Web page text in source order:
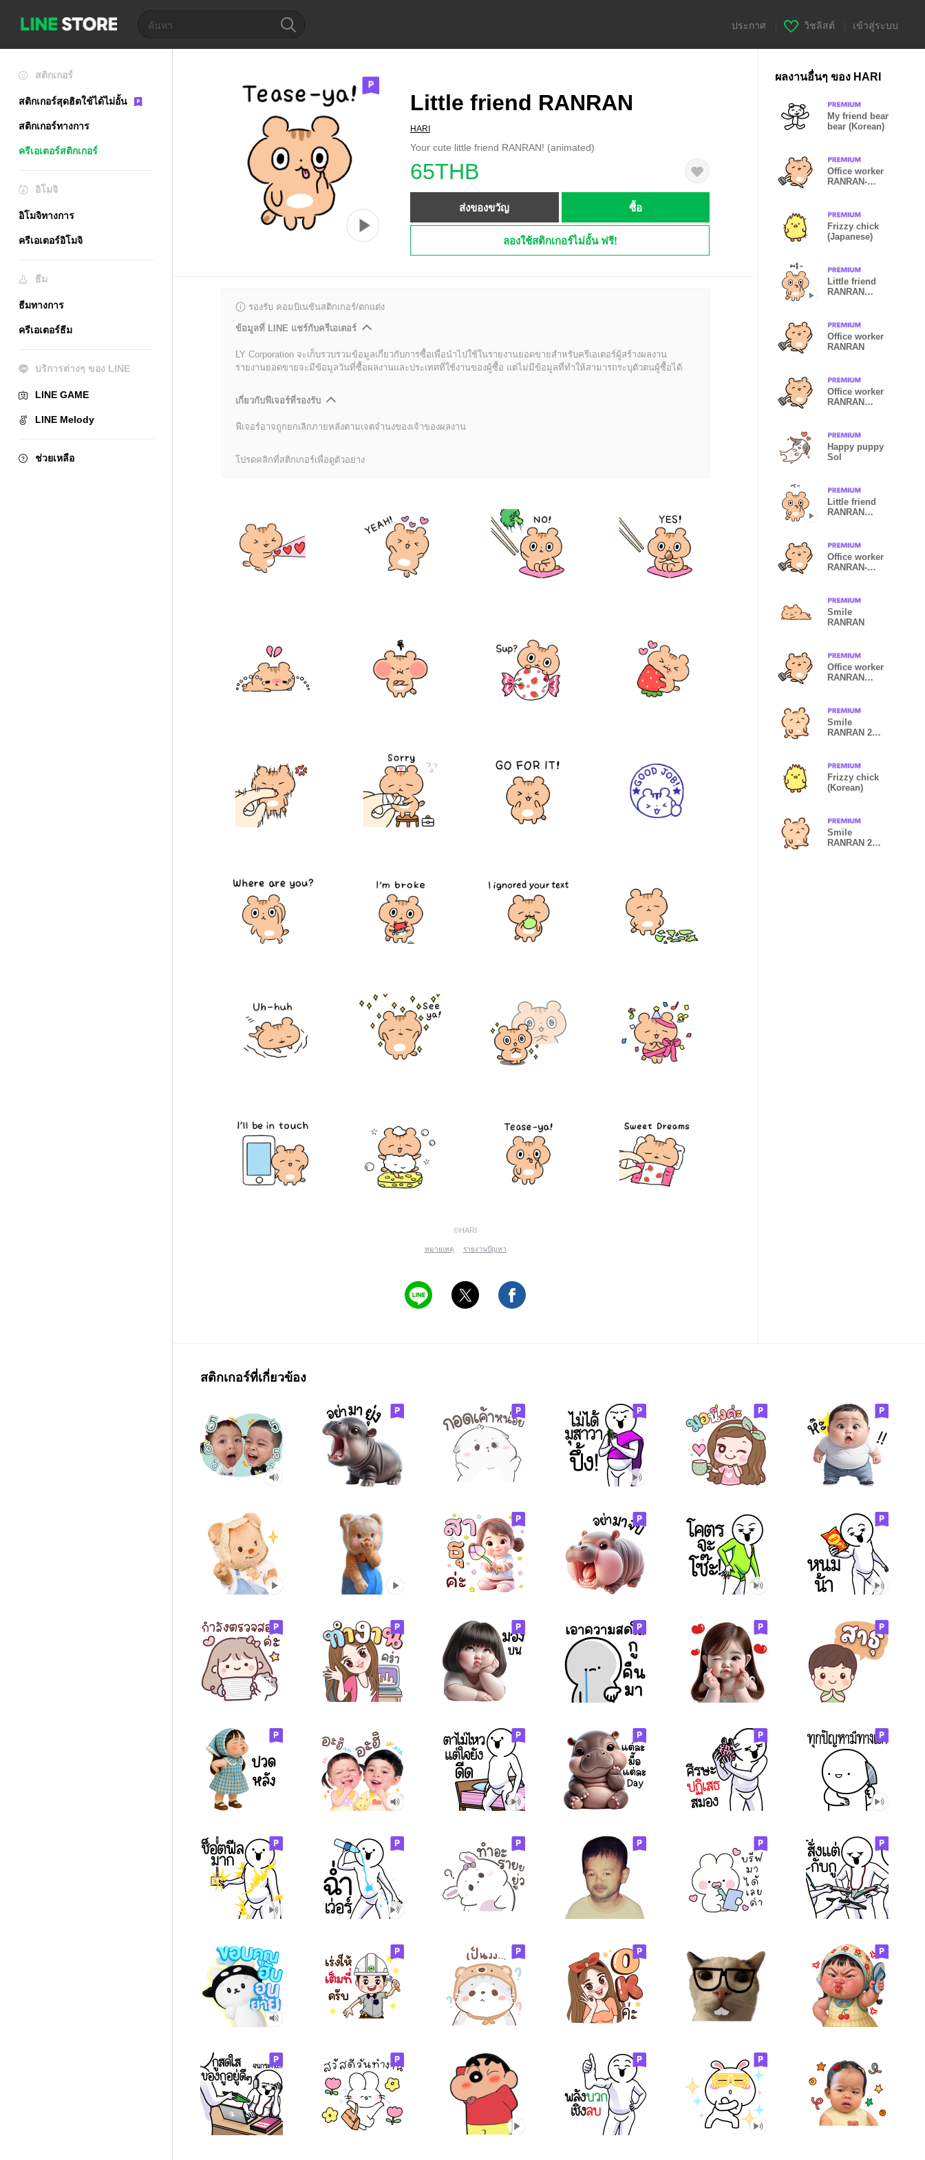
ประกาศ วิชลิสต์ เข้าสู่ระบบ
สติกเกอร์
สติกเกอร์สุดฮิตใช้ได้ไม่อั้น
สติกเกอร์ทางการ
ครีเอเตอร์สติกเกอร์
อิโมจิ
อิโมจิทางการ
ครีเอเตอร์อิโมจิ
ธีม
ธีมทางการ
ครีเอเตอร์ธีม
บริการต่างๆ ของ LINE
LINE GAME
LINE Melody
ช่วยเหลือ
Little friend RANRAN
HARI
Your cute little friend RANRAN! (animated)
65THB
ส่งของขวัญ ซื้อ
ลองใช้สติกเกอร์ไม่อั้น ฟรี!
รองรับ คอมบิเนชันสติกเกอร์/ตกแต่ง
ข้อมูลที่ LINE แชร์กับครีเอเตอร์
LY Corporation จะเก็บรวบรวมข้อมูลเกี่ยวกับการซื้อเพื่อนำไปใช้ในรายงานยอดขายสำหรับครีเอเตอร์ผู้สร้างผลงาน
รายงานยอดขายจะมีข้อมูลวันที่ซื้อผลงานและประเทศที่ใช้งานของผู้ซื้อ แต่ไม่มีข้อมูลที่ทำให้สามารถระบุตัวตนผู้ซื้อได้
เกี่ยวกับฟีเจอร์ที่รองรับ
ฟีเจอร์อาจถูกยกเลิกภายหลังตามเจตจำนงของเจ้าของผลงาน
โปรดคลิกที่สติกเกอร์เพื่อดูตัวอย่าง
©HARI
หมายเหตุ รายงานปัญหา
ผลงานอื่นๆ ของ HARI
My friend bear
bear (Korean)
Office worker
RANRAN-
Frizzy chick
(Japanese)
Little friend
RANRAN
Office worker
RANRAN
Office worker
RANRAN
Happy puppy
Sol
Little friend
RANRAN
Office worker
RANRAN-
Smile
RANRAN
Office worker
RANRAN
Smile
RANRAN 2
Frizzy chick
(Korean)
Smile
RANRAN 2
สติกเกอร์ที่เกี่ยวข้อง